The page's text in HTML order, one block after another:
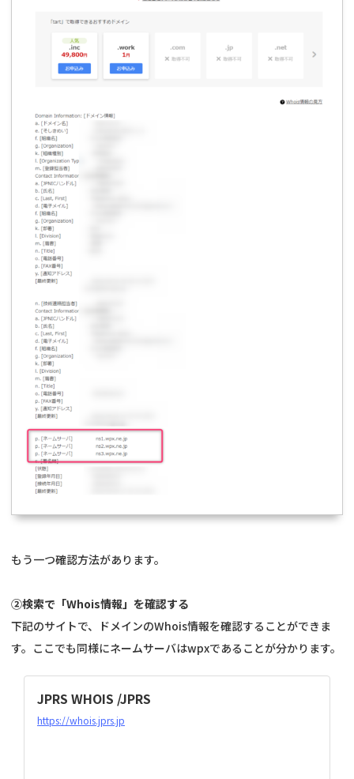
もう一つ確認方法があります。
②検索で「Whois情報」を確認する
下記のサイトで、ドメインのWhois情報を確認することができま
す。ここでも同様にネームサーバはwpxであることが分かります。
JPRS WHOIS /JPRS
https://whois.jprs.jp